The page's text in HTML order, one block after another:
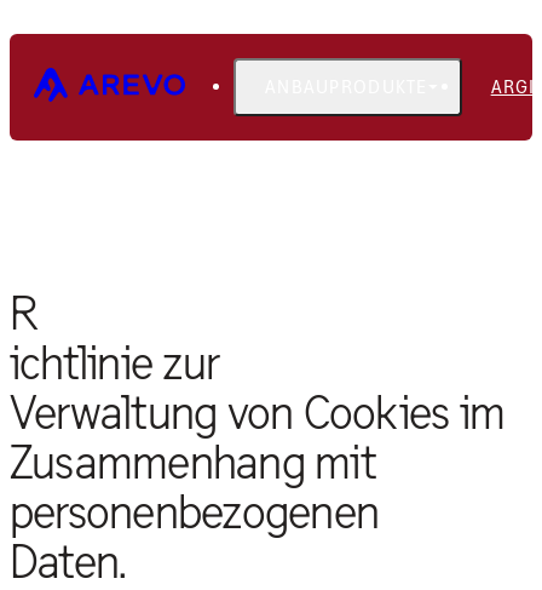
DATENSCHUTZERKLÄRUNG
R
ichtlinie zur
Verwaltung von Cookies im
Zusammenhang mit
personenbezogenen
Daten.